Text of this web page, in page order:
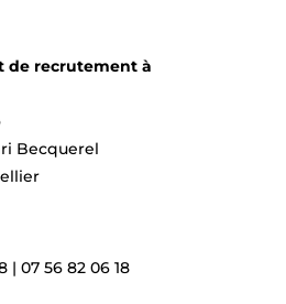
de recrutement à
Becquerel
| 07 56 82 06 18